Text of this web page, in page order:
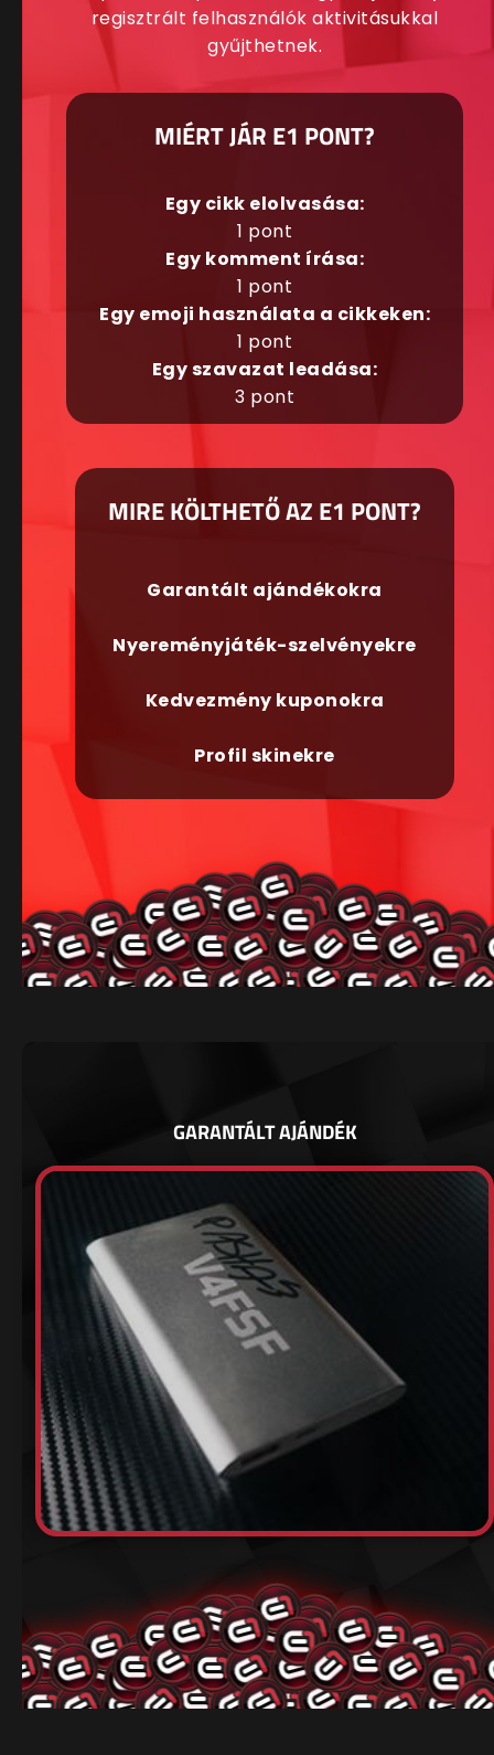
regisztrált felhasználók aktivitásukkal
gyűjthetnek.
MIÉRT JÁR E1 PONT?
Egy cikk elolvasása:
1 pont
Egy komment írása:
1 pont
Egy emoji használata a cikkeken:
1 pont
Egy szavazat leadása:
3 pont
MIRE KÖLTHETŐ AZ E1 PONT?
Garantált ajándékokra
Nyereményjáték-szelvényekre
Kedvezmény kuponokra
Profil skinekre
GARANTÁLT AJÁNDÉK